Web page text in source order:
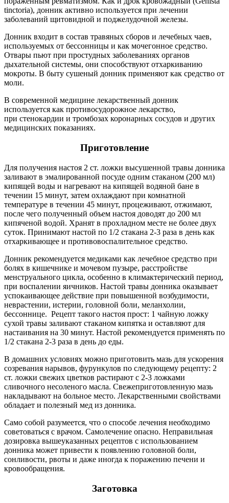
tinctoria), донник активно используется при лечении
заболеваний щитовидной и поджелудочной железы.
Донник входит в состав травяных сборов и лечебных чаев,
используемых от бессонницы и как мочегонное средство.
Отвары пьют при простудных заболеваниях органов
дыхательной системы, они способствуют отхаркиванию
мокроты. В быту сушеный донник применяют как средство от
моли.
В современной медицине лекарственный донник
используется как противосудорожное лекарство,
при стенокардии и тромбозах коронарных сосудов и других
медицинских показаниях.
Приготовление
Для получения настоя 2 ст. ложки высушенной травы донника
заливают в эмалированной посуде одним стаканом (200 мл)
кипящей воды и нагревают на кипящей водяной бане в
течении 15 минут, затем охлаждают при комнатной
температуре в течении 45 минут, процеживают, отжимают,
после чего полученный объем настоя доводят до 200 мл
кипяченой водой. Хранят в прохладном месте не более двух
суток. Принимают настой по 1/2 стакана 2-3 раза в день как
отхаркивающее и противовоспалительное средство.
Донник рекомендуется медиками как лечебное средство при
болях в кишечнике и мочевом пузыре, расстройстве
менструального цикла, особенно в климактерический период,
при воспалении яичников. Настой травы донника оказывает
успокаивающее действие при повышенной возбудимости,
неврастении, истерии, головной боли, меланхолии,
бессоннице. Рецепт такого настоя прост: 1 чайную ложку
сухой травы заливают стаканом кипятка и оставляют для
настаивания на 30 минут. Настой рекомендуется применять по
1/2 стакана 2-3 раза в день до еды.
В домашних условиях можно приготовить мазь для ускорения
созревания нарывов, фурункулов по следующему рецепту: 2
ст. ложки свежих цветков растирают с 2-3 ложками
сливочного несоленого масла. Свежеприготовленную мазь
накладывают на больное место. Лекарственными свойствами
обладает и полезный мед из донника.
Само собой разумеется, что о способе лечения необходимо
советоваться с врачом. Самолечение опасно. Неправильная
дозировка вышеуказанных рецептов с использованием
донника может привести к появлению головной боли,
сонливости, рвоты и даже иногда к поражению печени и
кровообращения.
Заготовка